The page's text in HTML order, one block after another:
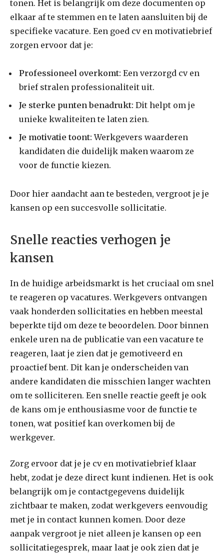
tonen. Het is belangrijk om deze documenten op
elkaar af te stemmen en te laten aansluiten bij de
specifieke vacature. Een goed cv en motivatiebrief
zorgen ervoor dat je:
Professioneel overkomt: Een verzorgd cv en
brief stralen professionaliteit uit.
Je sterke punten benadrukt: Dit helpt om je
unieke kwaliteiten te laten zien.
Je motivatie toont: Werkgevers waarderen
kandidaten die duidelijk maken waarom ze
voor de functie kiezen.
Door hier aandacht aan te besteden, vergroot je je
kansen op een succesvolle sollicitatie.
Snelle reacties verhogen je
kansen
In de huidige arbeidsmarkt is het cruciaal om snel
te reageren op vacatures. Werkgevers ontvangen
vaak honderden sollicitaties en hebben meestal
beperkte tijd om deze te beoordelen. Door binnen
enkele uren na de publicatie van een vacature te
reageren, laat je zien dat je gemotiveerd en
proactief bent. Dit kan je onderscheiden van
andere kandidaten die misschien langer wachten
om te solliciteren. Een snelle reactie geeft je ook
de kans om je enthousiasme voor de functie te
tonen, wat positief kan overkomen bij de
werkgever.
Zorg ervoor dat je je cv en motivatiebrief klaar
hebt, zodat je deze direct kunt indienen. Het is ook
belangrijk om je contactgegevens duidelijk
zichtbaar te maken, zodat werkgevers eenvoudig
met je in contact kunnen komen. Door deze
aanpak vergroot je niet alleen je kansen op een
sollicitatiegesprek, maar laat je ook zien dat je